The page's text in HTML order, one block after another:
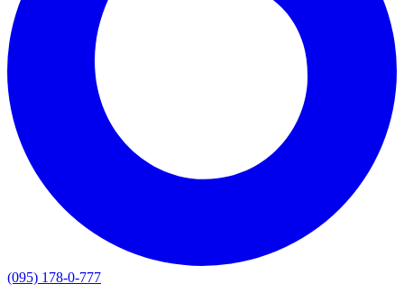
(095) 178-0-777